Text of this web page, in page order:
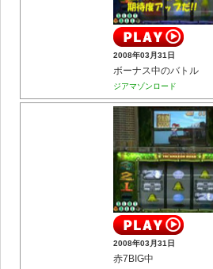
2008年03月31日
ボーナス中のバトル
ジアマゾンロード
2008年03月31日
赤7BIG中